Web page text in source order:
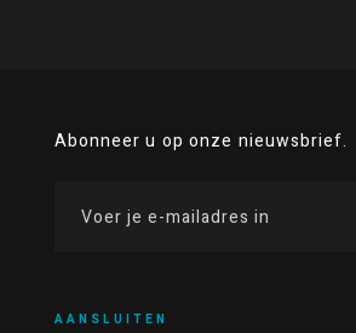
Abonneer u op onze nieuwsbrief.
AANSLUITEN